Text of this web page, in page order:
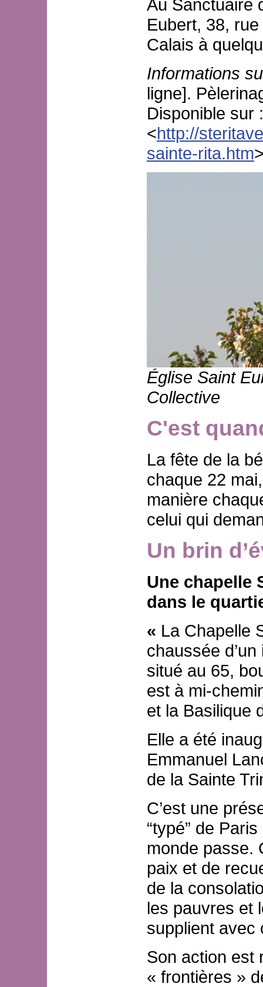
Au Sanctuaire
Eubert, 38,
Calais à
Informations
ligne].
Disponible sur :
<http://
sainte-rita.htm
Église Saint
Collective
C'est
La fête de la
chaque 22
manière
celui qui
Un brin
Une chapelle
dans le
« La Chapelle
chaussée
situé au 65,
est à mi-
et la Basilique
Elle a été
Emmanuel
de la Sainte
C’est une
“typé” de
monde passe.
paix et de
de la
les pauvres et
supplient avec
Son action est
« frontières »